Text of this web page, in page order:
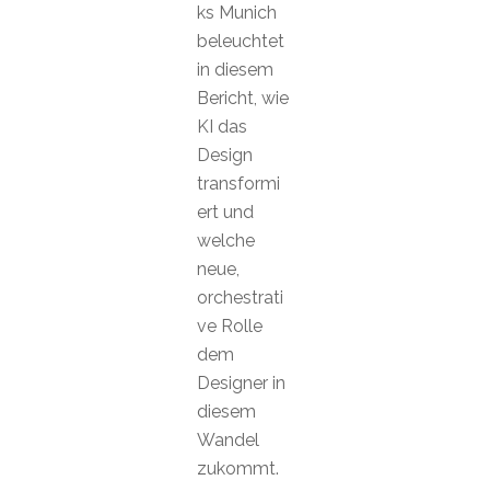
ks Munich
beleuchtet
in diesem
Bericht, wie
KI das
Design
transformi
ert und
welche
neue,
orchestrati
ve Rolle
dem
Designer in
diesem
Wandel
zukommt.